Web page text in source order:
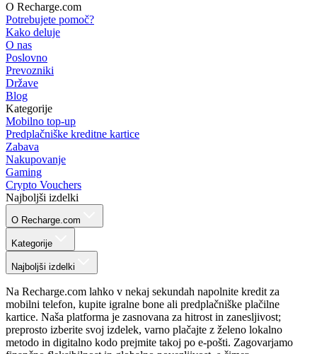
O Recharge.com
Potrebujete pomoč?
Kako deluje
O nas
Poslovno
Prevozniki
Države
Blog
Kategorije
Mobilno top-up
Predplačniške kreditne kartice
Zabava
Nakupovanje
Gaming
Crypto Vouchers
Najboljši izdelki
O Recharge.com
Kategorije
Najboljši izdelki
Na Recharge.com lahko v nekaj sekundah napolnite kredit za
mobilni telefon, kupite igralne bone ali predplačniške plačilne
kartice. Naša platforma je zasnovana za hitrost in zanesljivost;
preprosto izberite svoj izdelek, varno plačajte z želeno lokalno
metodo in digitalno kodo prejmite takoj po e-pošti. Zagovarjamo